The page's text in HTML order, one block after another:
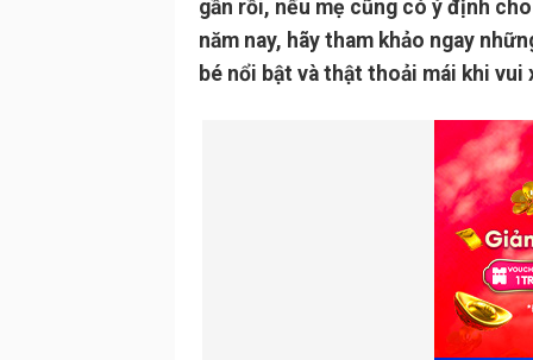
gần rồi, nếu mẹ cũng có ý định
năm nay, hãy tham khảo ngay
bé nổi bật và thật thoải mái khi vui